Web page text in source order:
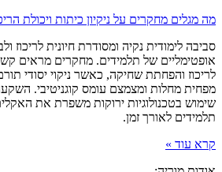
מה מגלים מחקרים על ניקיון כיתות ויכולת
סביבה לימודית נקיה ומסודרת חיונית לריכוז
אופטימליים של תלמידים. מחקרים מראים קשר
לריכוז והפחתת שחיקה, כאשר ניקוי יסודי
מפחית מחלות ומצמצם עומס קוגניטיבי.
שימוש בטכנולוגיות ירוקות משפרת את
תלמידים לאורך זמן.
קרא עוד »